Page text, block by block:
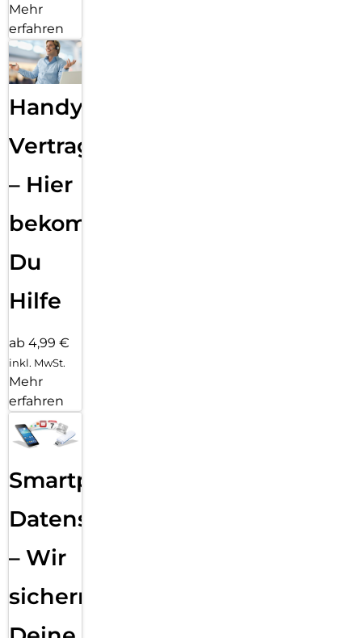
Mehr
erfahren
Handy
Vertragsabwicklung
– Hier
bekommst
Du
Hilfe
ab 4,99 €
inkl. MwSt.
Mehr
erfahren
Smartphone
Datensicherung
– Wir
sichern